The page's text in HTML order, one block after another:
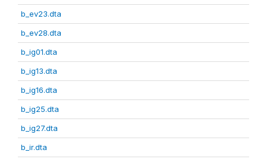
b_ev23.dta
b_ev28.dta
b_ig01.dta
b_ig13.dta
b_ig16.dta
b_ig25.dta
b_ig27.dta
b_ir.dta